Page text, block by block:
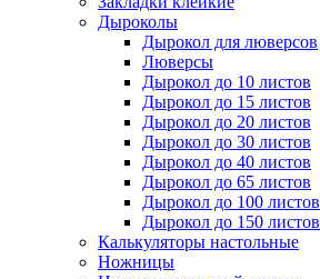
Дыроколы
Дырокол для люверсов
Люверсы
Дырокол до 10 листов
Дырокол до 15 листов
Дырокол до 20 листов
Дырокол до 30 листов
Дырокол до 40 листов
Дырокол до 65 листов
Дырокол до 100 листов
Дырокол до 150 листов
Калькуляторы настольные
Ножницы